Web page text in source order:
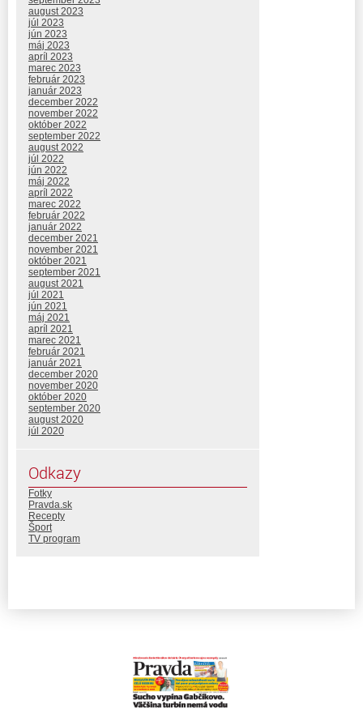
august 2023
júl 2023
jún 2023
máj 2023
apríl 2023
marec 2023
február 2023
január 2023
december 2022
november 2022
október 2022
september 2022
august 2022
júl 2022
jún 2022
máj 2022
apríl 2022
marec 2022
február 2022
január 2022
december 2021
november 2021
október 2021
september 2021
august 2021
júl 2021
jún 2021
máj 2021
apríl 2021
marec 2021
február 2021
január 2021
december 2020
november 2020
október 2020
september 2020
august 2020
júl 2020
Odkazy
Fotky
Pravda.sk
Recepty
Šport
TV program